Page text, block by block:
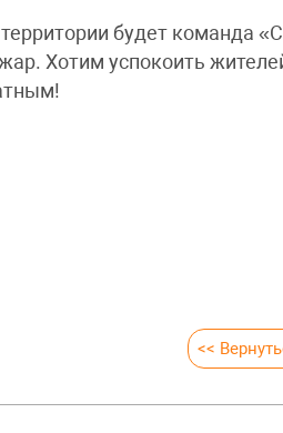
будет команда
Хотим успокоить
<<